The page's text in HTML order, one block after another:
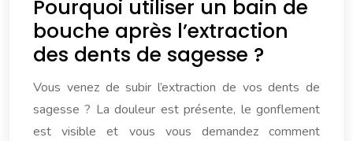
Pourquoi utiliser un bain de
bouche après l’extraction
des dents de sagesse ?
Vous venez de subir l’extraction de vos dents de
sagesse ? La douleur est présente, le gonflement
est visible et vous vous demandez comment